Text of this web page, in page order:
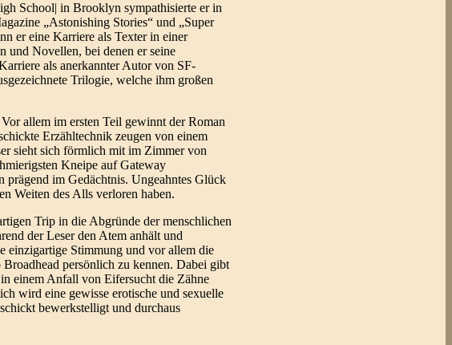
School| in Brooklyn sympathisierte er in
„Astonishing Stories“ und „Super
er eine Karriere als Texter in einer
und Novellen, bei denen er seine
als anerkannter Autor von SF-
Trilogie, welche ihm großen
allem im ersten Teil gewinnt der Roman
Erzähltechnik zeugen von einem
sieht sich förmlich mit im Zimmer von
Kneipe auf Gateway
prägend im Gedächtnis. Ungeahntes Glück
Weiten des Alls verloren haben.
Trip in die Abgründe der menschlichen
der Leser den Atem anhält und
einzigartige Stimmung und vor allem die
persönlich zu kennen. Dabei gibt
einem Anfall von Eifersucht die Zähne
wird eine gewisse erotische und sexuelle
bewerkstelligt und durchaus